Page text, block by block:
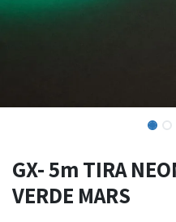
GX- 5m TIRA
VERDE MARS